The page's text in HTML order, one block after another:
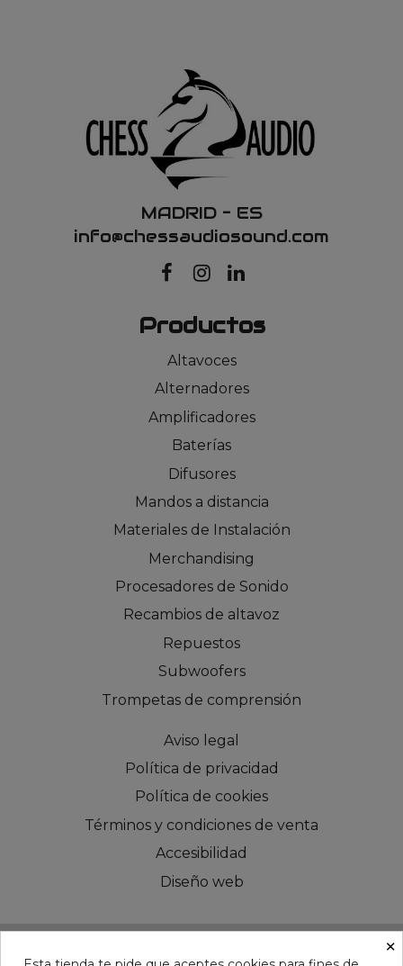
MADRID – ES
info@chessaudiosound.com
Productos
Altavoces
Alternadores
Amplificadores
Baterías
Difusores
Mandos a distancia
Materiales de Instalación
Merchandising
Procesadores de Sonido
Recambios de altavoz
Repuestos
Subwoofers
Trompetas de comprensión
Aviso legal
Política de privacidad
Política de cookies
Términos y condiciones de venta
Accesibilidad
Diseño web
×